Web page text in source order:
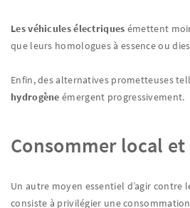
Les véhicules électriques émettent
que leurs homologues à essence ou
Enfin, des alternatives prometteuses
hydrogène émergent progressivement.
Consommer local
Un autre moyen essentiel d’agir contre
consiste à privilégier une